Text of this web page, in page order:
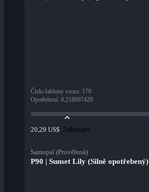
Číslo šablony vzoru: 170
Opotřebení: 0,218697429
20,29 US$ Zakoupit
Samopal (Prověřená)
P90 | Sunset Lily (Silně opotřebený)